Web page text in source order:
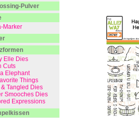
Pulver
Marker
Elle Dies
Cuts
Elephant
Things
& Tangled Dies
Smooches Dies
Expressions